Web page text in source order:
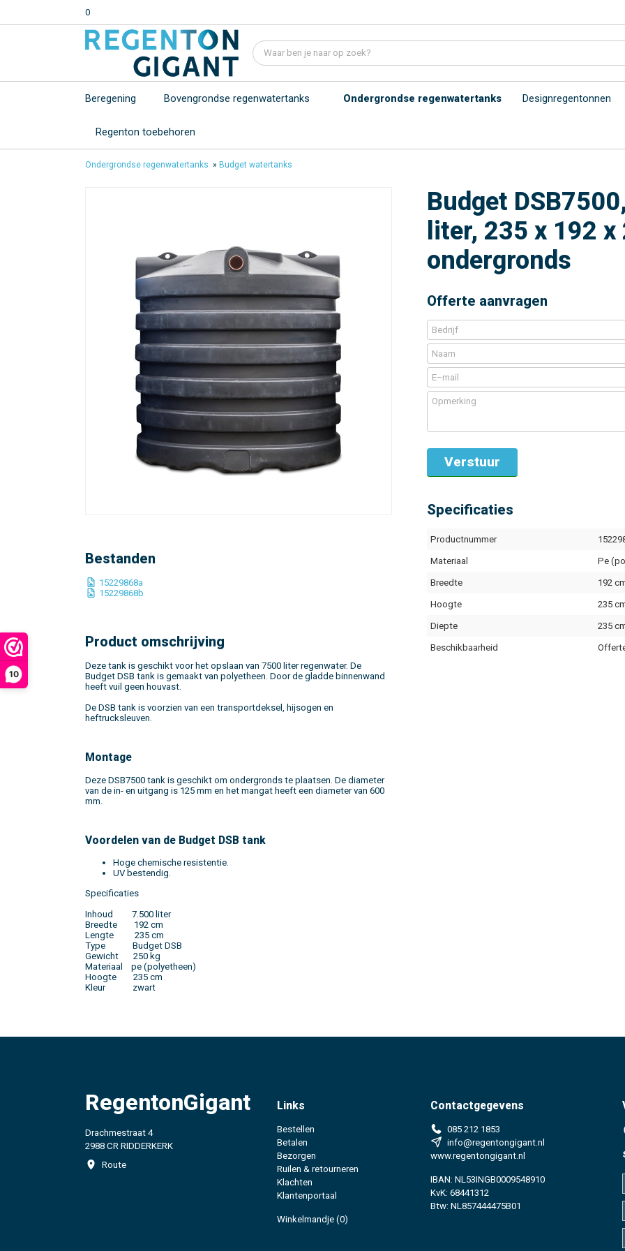
10
0
Beregening Bovengrondse regenwatertanks Ondergrondse regenwatertanks Designregentonnen
Regenton toebehoren
Ondergrondse regenwatertanks » Budget watertanks
Bestanden
15229868a
15229868b
Product omschrijving
Deze tank is geschikt voor het opslaan van 7500 liter regenwater. De
Budget DSB tank is gemaakt van polyetheen. Door de gladde binnenwand
heeft vuil geen houvast.
De DSB tank is voorzien van een transportdeksel, hijsogen en
heftrucksleuven.
Montage
Deze DSB7500 tank is geschikt om ondergronds te plaatsen. De diameter
van de in- en uitgang is 125 mm en het mangat heeft een diameter van 600
mm.
Voordelen van de Budget DSB tank
Hoge chemische resistentie.
UV bestendig.
Specificaties
Inhoud 7.500 liter
Breedte 192 cm
Lengte 235 cm
Type Budget DSB
Gewicht 250 kg
Materiaal pe (polyetheen)
Hoogte 235 cm
Kleur zwart
Budget
liter, 235 x 192
ondergronds
Offerte aanvragen
Specificaties
Productnummer
Materiaal Pe
Breedte 192
Hoogte 235
Diepte 235
Beschikbaarheid
RegentonGigant
Drachmestraat 4
2988 CR RIDDERKERK
Route
Links
Bestellen
Betalen
Bezorgen
Ruilen & retourneren
Klachten
Klantenportaal
Winkelmandje (0)
Contactgegevens
085 212 1853
info@regentongigant.nl
www.regentongigant.nl
IBAN: NL53INGB0009548910
KvK: 68441312
Btw: NL857444475B01